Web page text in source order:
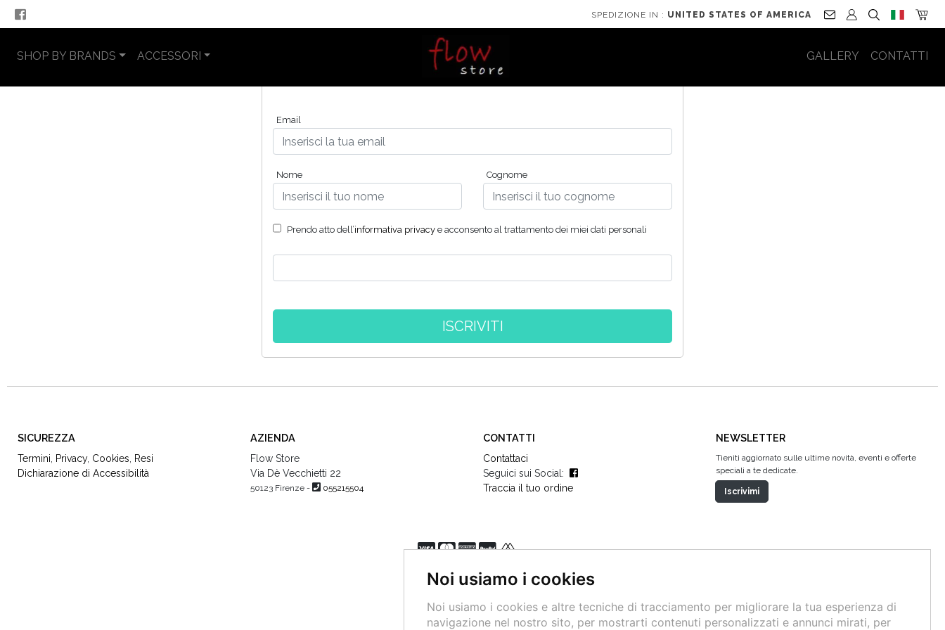
Noi usiamo i cookies
Noi usiamo i cookies e altre tecniche di tracciamento per migliorare la tua esperienza di
navigazione nel nostro sito, per mostrarti contenuti personalizzati e annunci mirati, per
SPEDIZIONE IN : UNITED STATES OF AMERICA
SHOP BY BRANDS ACCESSORI GALLERY CONTATTI
Email
Nome Cognome
Prendo atto dell’informativa privacy e acconsento al trattamento dei miei dati personali
SICUREZZA
Termini Privacy, Cookies
Resi
Dichiarazione di Accessibilità
AZIENDA
Flow Store
Via Dè Vecchietti 22
50123 Firenze - 055215504
CONTATTI
Contattaci
Seguici sui Social:
Traccia il tuo ordine
NEWSLETTER
Tieniti aggiornato sulle ultime novità, eventi e offerte
speciali a te dedicate.
Iscrivimi